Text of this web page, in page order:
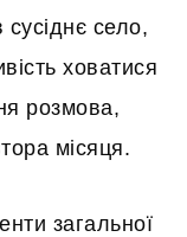
село,
ховатися
розмова,
місяця.
загальної